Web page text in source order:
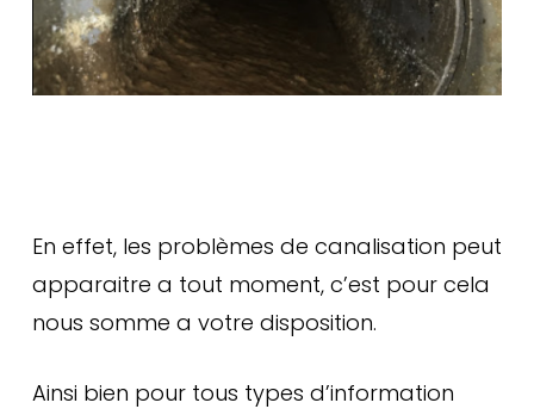
En effet, les problèmes de canalisation peut
apparaitre a tout moment, c’est pour cela
nous somme a votre disposition.
Ainsi bien pour tous types d’information